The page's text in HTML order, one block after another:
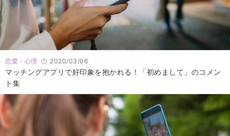
恋愛・心理 2020/03/06
マッチングアプリで好印象を抱かれる！「初めまして」のコメン
ト集